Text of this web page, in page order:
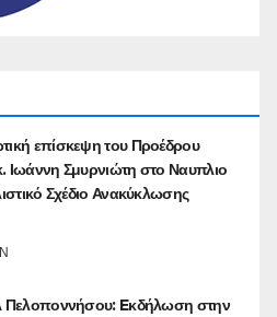
επίσκεψη του Προέδρου
Σμυρνιώτη στο Ναυπλιο
Σχέδιο Ανακύκλωσης
Eκδήλωση στην